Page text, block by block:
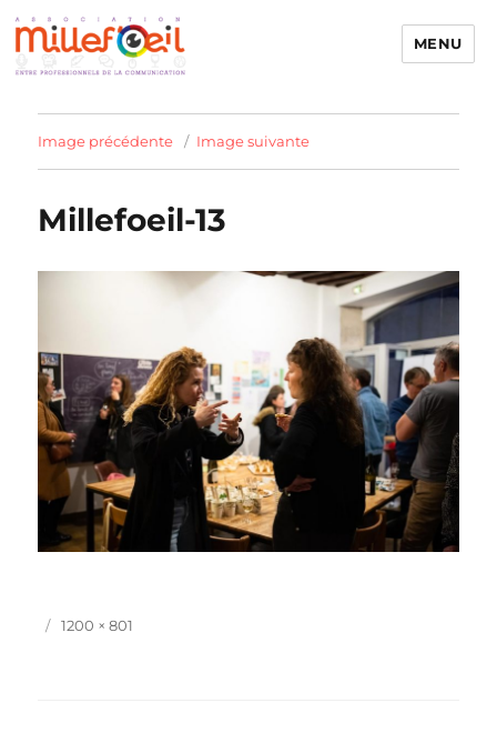
Millefoeil
MENU
Image précédente Image suivante
Millefoeil-13
Publié
Taille
1200 × 801